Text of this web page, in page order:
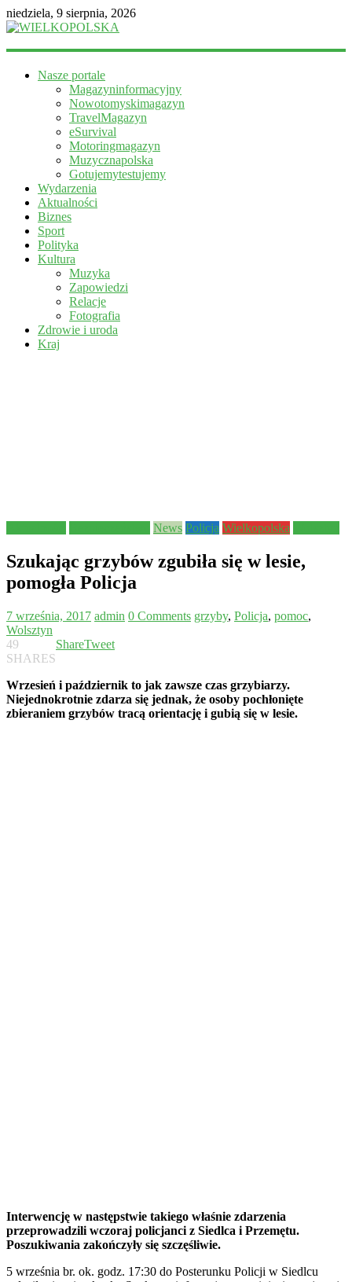
niedziela, 9 sierpnia, 2026
WIELKOPOLSKA
informacyjny
Nasze portale
Magazyninformacyjny
Nowotomyskimagazyn
TravelMagazyn
eSurvival
Motoringmagazyn
Muzycznapolska
Gotujemytestujemy
Wydarzenia
Aktualności
Biznes
Sport
Polityka
Kultura
Muzyka
Zapowiedzi
Relacje
Fotografia
Zdrowie i uroda
Kraj
News Policja Wielkopolska
Szukając grzybów zgubiła się w lesie,
pomogła Policja
7 września, 2017 admin 0 Comments grzyby, Policja, pomoc,
Wolsztyn
49
SHARES
ShareTweet
Wrzesień i październik to jak zawsze czas grzybiarzy.
Niejednokrotnie zdarza się jednak, że osoby pochłonięte
zbieraniem grzybów tracą orientację i gubią się w lesie.
Interwencję w następstwie takiego właśnie zdarzenia
przeprowadzili wczoraj policjanci z Siedlca i Przemętu.
Poszukiwania zakończyły się szczęśliwie.
5 września br. ok. godz. 17:30 do Posterunku Policji w Siedlcu